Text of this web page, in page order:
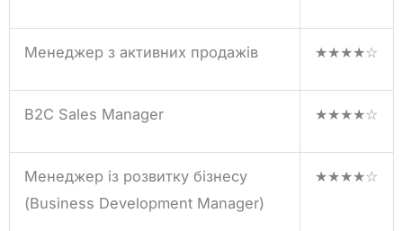
Менеджер з активних продажів ★★★★☆
B2C Sales Manager ★★★★☆
Менеджер із розвитку бізнесу
(Business Development Manager)
★★★★☆